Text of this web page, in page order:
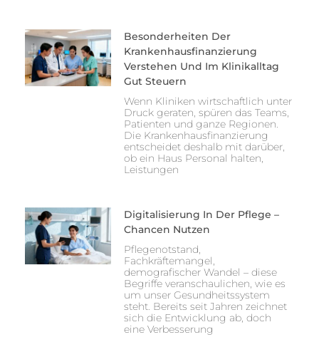
Besonderheiten Der
Krankenhausfinanzierung
Verstehen Und Im Klinikalltag
Gut Steuern
Wenn Kliniken wirtschaftlich unter
Druck geraten, spüren das Teams,
Patienten und ganze Regionen.
Die Krankenhausfinanzierung
entscheidet deshalb mit darüber,
ob ein Haus Personal halten,
Leistungen
Digitalisierung In Der Pflege –
Chancen Nutzen
Pflegenotstand,
Fachkräftemangel,
demografischer Wandel – diese
Begriffe veranschaulichen, wie es
um unser Gesundheitssystem
steht. Bereits seit Jahren zeichnet
sich die Entwicklung ab, doch
eine Verbesserung